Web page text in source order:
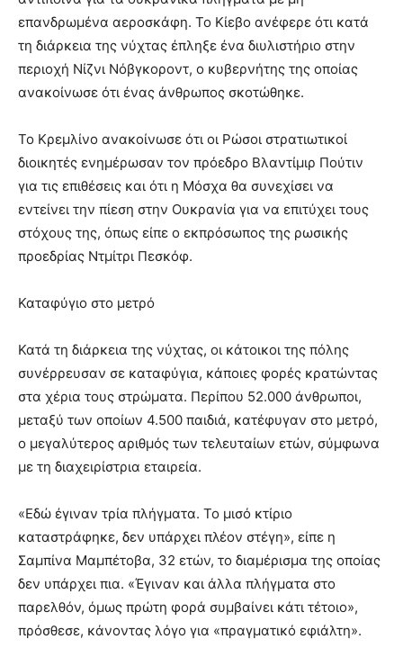
επανδρωμένα αεροσκάφη. Το Κίεβο ανέφερε ότι κατά
τη διάρκεια της νύχτας έπληξε ένα διυλιστήριο στην
περιοχή Νίζνι Νόβγκοροντ, ο κυβερνήτης της οποίας
ανακοίνωσε ότι ένας άνθρωπος σκοτώθηκε.
Το Κρεμλίνο ανακοίνωσε ότι οι Ρώσοι στρατιωτικοί
διοικητές ενημέρωσαν τον πρόεδρο Βλαντίμιρ Πούτιν
για τις επιθέσεις και ότι η Μόσχα θα συνεχίσει να
εντείνει την πίεση στην Ουκρανία για να επιτύχει τους
στόχους της, όπως είπε ο εκπρόσωπος της ρωσικής
προεδρίας Ντμίτρι Πεσκόφ.
Καταφύγιο στο μετρό
Κατά τη διάρκεια της νύχτας, οι κάτοικοι της πόλης
συνέρρευσαν σε καταφύγια, κάποιες φορές κρατώντας
στα χέρια τους στρώματα. Περίπου 52.000 άνθρωποι,
μεταξύ των οποίων 4.500 παιδιά, κατέφυγαν στο μετρό,
ο μεγαλύτερος αριθμός των τελευταίων ετών, σύμφωνα
με τη διαχειρίστρια εταιρεία.
«Εδώ έγιναν τρία πλήγματα. Το μισό κτίριο
καταστράφηκε, δεν υπάρχει πλέον στέγη», είπε η
Σαμπίνα Μαμπέτοβα, 32 ετών, το διαμέρισμα της οποίας
δεν υπάρχει πια. «Έγιναν και άλλα πλήγματα στο
παρελθόν, όμως πρώτη φορά συμβαίνει κάτι τέτοιο»,
πρόσθεσε, κάνοντας λόγο για «πραγματικό εφιάλτη».